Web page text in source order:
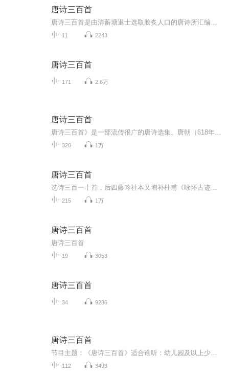
唐诗三百首
11 2243
唐诗三百首
171 2.6万
唐诗三百首
320 1万
唐诗三百首
215 1万
唐诗三百首
唐诗三百首
19 3053
唐诗三百首
34 9286
唐诗三百首
112 3493